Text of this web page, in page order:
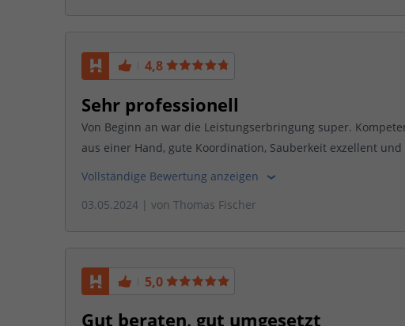
4,8
Sehr professionell
Von Beginn an war die Leistungserbringung super.
aus einer Hand, gute Koordination, Sauberkeit exzellent
Vollständige Bewertung anzeigen
03.05.2024 | von Thomas Fischer
5,0
Gut beraten, gut umgesetzt